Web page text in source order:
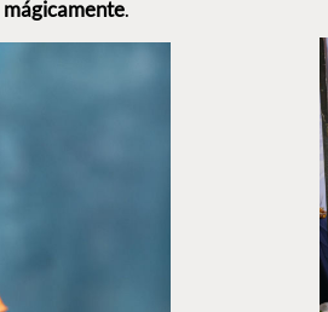
mágicamente.